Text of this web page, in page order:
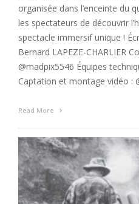
organisée dans l’enceinte du
les spectateurs de découvrir
spectacle immersif unique !
Bernard LAPEZE-CHARLIER
@madpix5546 Équipes
Captation et montage vidéo :
Read More